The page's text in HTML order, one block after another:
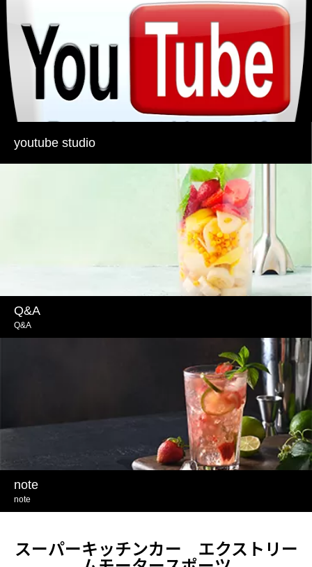
youtube studio
Q&A
Q&A
note
note
スーパーキッチンカー エクストリー